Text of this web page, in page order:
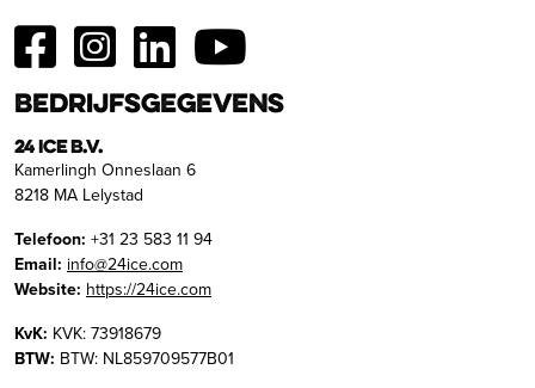
Bedrijfsgegevens
24 ICE B.V.
Kamerlingh Onneslaan 6
8218 MA Lelystad
Telefoon: +31 23 583 11 94
Email: info@24ice.com
Website: https://24ice.com
KvK: KVK: 73918679
BTW: BTW: NL859709577B01